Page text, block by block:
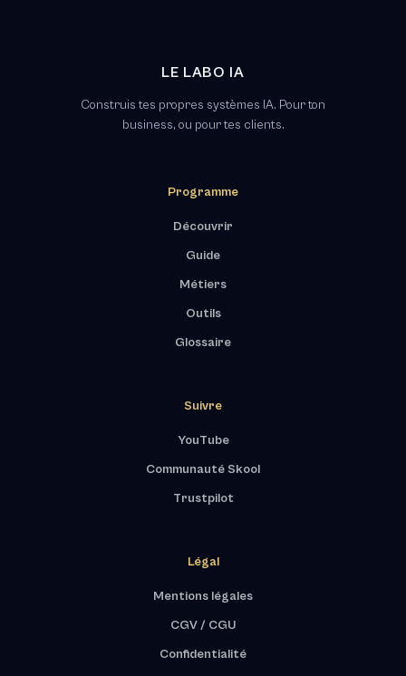
LE LABO IA
Construis tes propres systèmes IA. Pour ton
business, ou pour tes clients.
Programme
Découvrir
Guide
Métiers
Outils
Glossaire
Suivre
YouTube
Communauté Skool
Trustpilot
Légal
Mentions légales
CGV / CGU
Confidentialité